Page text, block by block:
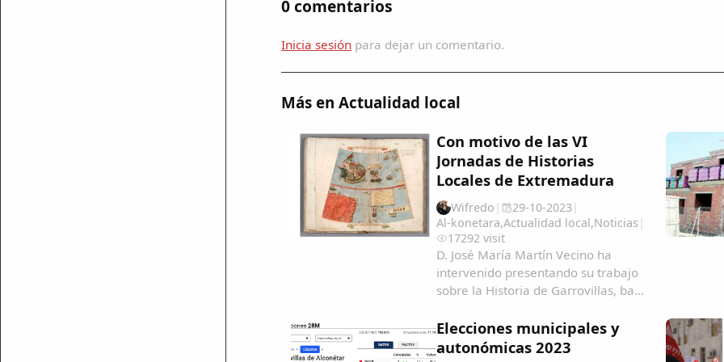
0 comentarios
Inicia sesión para dejar un comentario.
Más en Actualidad local
Con motivo de las VI
Jornadas de Historias
Locales de Extremadura
Wifredo | 29-10-2023|
Al-konetara,Actualidad local,Noticias |
17292 visit
D. José María Martín Vecino ha
intervenido presentando su trabajo
sobre la Historia de Garrovillas, bajo
Filipinas, una aproximación
cartográfica" Garrovillanos-en-
Elecciones municipales y
autonómicas 2023